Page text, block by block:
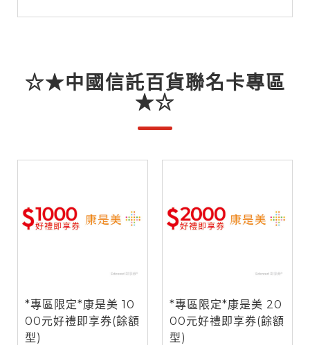
☆★中國信託百貨聯名卡專區
★☆
*專區限定*康是美 10
00元好禮即享券(餘額
型)
*專區限定*康是美 20
00元好禮即享券(餘額
型)